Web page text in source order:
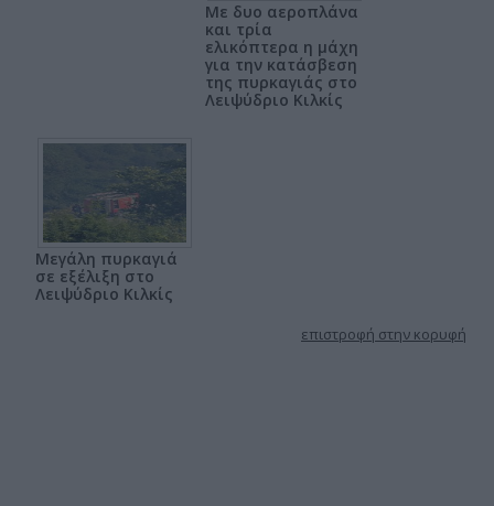
Με δυο αεροπλάνα
και τρία
ελικόπτερα η μάχη
για την κατάσβεση
της πυρκαγιάς στο
Λειψύδριο Κιλκίς
Μεγάλη πυρκαγιά
σε εξέλιξη στο
Λειψύδριο Κιλκίς
επιστροφή στην κορυφή